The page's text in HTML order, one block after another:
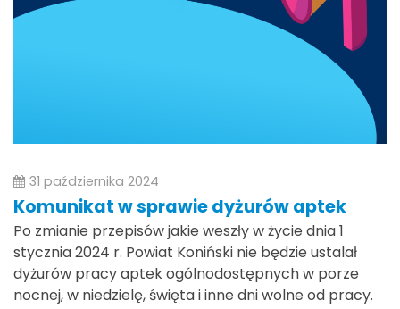
31 października 2024
Komunikat w sprawie dyżurów aptek
Po zmianie przepisów jakie weszły w życie dnia 1
stycznia 2024 r. Powiat Koniński nie będzie ustalał
dyżurów pracy aptek ogólnodostępnych w porze
nocnej, w niedzielę, święta i inne dni wolne od pracy.